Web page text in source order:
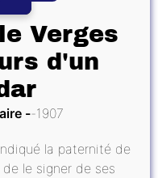
Verges
d'un
1907
la paternité de
le signer de ses